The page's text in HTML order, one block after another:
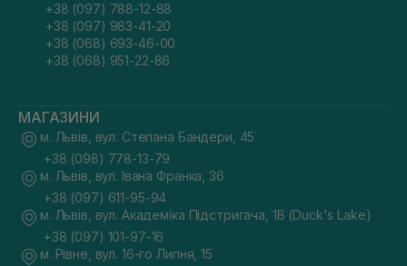
+38 (097) 788-12-88
+38 (097) 983-41-20
+38 (068) 693-46-00
+38 (068) 951-22-86
МАГАЗИНИ
м. Львів, вул. Степана Бандери, 45
+38 (098) 778-13-79
м. Львів, вул. Івана Франка, 36
+38 (097) 611-95-94
м. Львів, вул. Академіка Підстригача, 1В (Duck's Lake)
+38 (097) 101-97-16
м. Рівне, вул. 16-го Липня, 15